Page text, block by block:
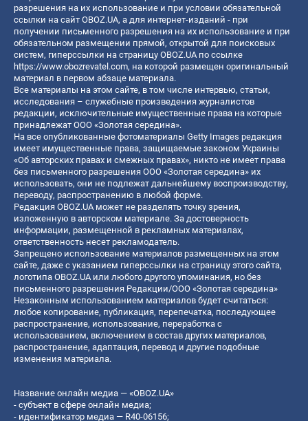
разрешения на их использование и при условии обязательной
ссылки на сайт OBOZ.UA, а для интернет-изданий - при
получении письменного разрешения на их использование и при
обязательном размещении прямой, открытой для поисковых
систем, гиперссылки на страницу OBOZ.UA по ссылке
https://www.obozrevatel.com, на которой размещен оригинальный
материал в первом абзаце материала.
Все материалы на этом сайте, в том числе интервью, статьи,
исследования – служебные произведения журналистов
редакции, исключительные имущественные права на которые
принадлежат ООО «Золотая середина».
На все опубликованные фотоматериалы Getty Images редакция
имеет имущественные права, защищаемые законом Украины
«Об авторских правах и смежных правах», никто не имеет права
без письменного разрешения ООО «Золотая середина» их
использовать, они не подлежат дальнейшему воспроизводству,
переводу, распространению в любой форме.
Редакция OBOZ.UA может не разделять точку зрения,
изложенную в авторском материале. За достоверность
информации, размещенной в рекламных материалах,
ответственность несет рекламодатель.
Запрещено использование материалов размещенных на этом
сайте, даже с указанием гиперссылки на страницу этого сайта,
логотипа OBOZ.UA или любого другого упоминания, но без
письменного разрешения Редакции/ООО «Золотая середина»
Незаконным использованием материалов будет считаться:
любое копирование, публикация, перепечатка, последующее
распространение, использование, переработка с
использованием, включением в состав других материалов,
распространение, адаптация, перевод и другие подобные
изменения материала.
Название онлайн медиа — «OBOZ.UA»
- субъект в сфере онлайн медиа;
- идентификатор медиа — R40-06156;